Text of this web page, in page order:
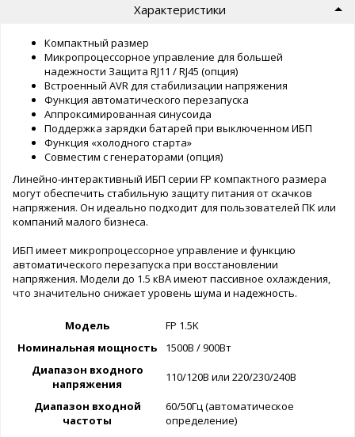
Характеристики
Компактный размер
Микропроцессорное управление для большей
надежности Защита RJ11 / RJ45 (опция)
Встроенный AVR для стабилизации напряжения
Функция автоматического перезапуска
Аппроксимированная синусоида
Поддержка зарядки батарей при выключенном ИБП
Функция «холодного старта»
Совместим с генераторами (опция)
Линейно-интерактивный ИБП серии FP компактного размера
могут обеспечить стабильную защиту питания от скачков
напряжения. Он идеально подходит для пользователей ПК или
компаний малого бизнеса.
ИБП имеет микропроцессорное управление и функцию
автоматического перезапуска при восстановлении
напряжения. Модели до 1.5 кВА имеют пассивное охлаждения,
что значительно снижает уровень шума и надежность.
Модель
FP 1.5K
Номинальная мощность
1500В / 900Вт
Диапазон входного
напряжения
110/120В или 220/230/240В
Диапазон входной
частоты
60/50Гц (автоматическое
определение)